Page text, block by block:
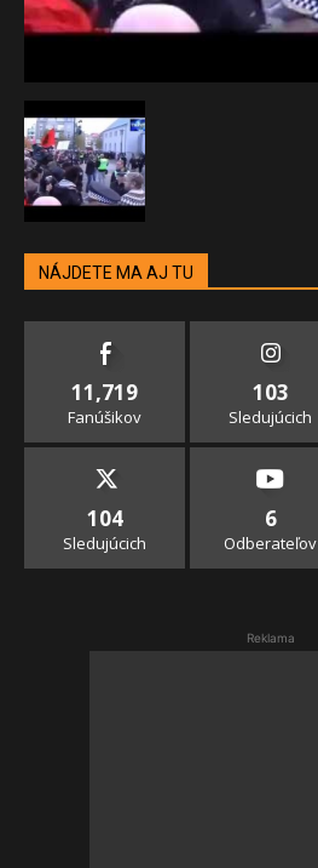
NÁJDETE MA AJ TU
11,719
Fanúšikov
103
Sledujúcich
104
Sledujúcich
6
Odberateľov
Reklama